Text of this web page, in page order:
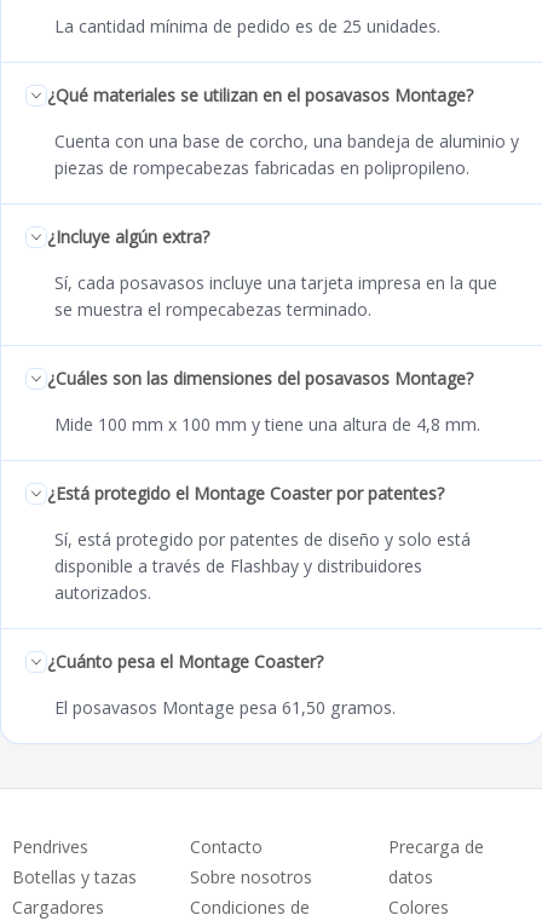
La cantidad mínima de pedido es de 25 unidades.
¿Qué materiales se utilizan en el posavasos Montage?
Cuenta con una base de corcho, una bandeja de aluminio y
piezas de rompecabezas fabricadas en polipropileno.
¿Incluye algún extra?
Sí, cada posavasos incluye una tarjeta impresa en la que
se muestra el rompecabezas terminado.
¿Cuáles son las dimensiones del posavasos Montage?
Mide 100 mm x 100 mm y tiene una altura de 4,8 mm.
¿Está protegido el Montage Coaster por patentes?
Sí, está protegido por patentes de diseño y solo está
disponible a través de Flashbay y distribuidores
autorizados.
¿Cuánto pesa el Montage Coaster?
El posavasos Montage pesa 61,50 gramos.
Pendrives
Botellas y tazas
Cargadores
Contacto
Sobre nosotros
Condiciones de
Precarga de
datos
Colores